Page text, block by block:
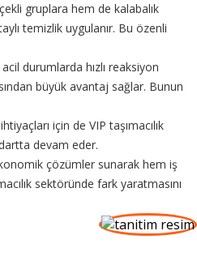
gruplara hem de kalabalık
temizlik uygulanır. Bu özenli
durumlarda hızlı reaksiyon
büyük avantaj sağlar. Bunun
için de VIP taşımacılık
devam eder.
çözümler sunarak hem iş
sektöründe fark yaratmasını